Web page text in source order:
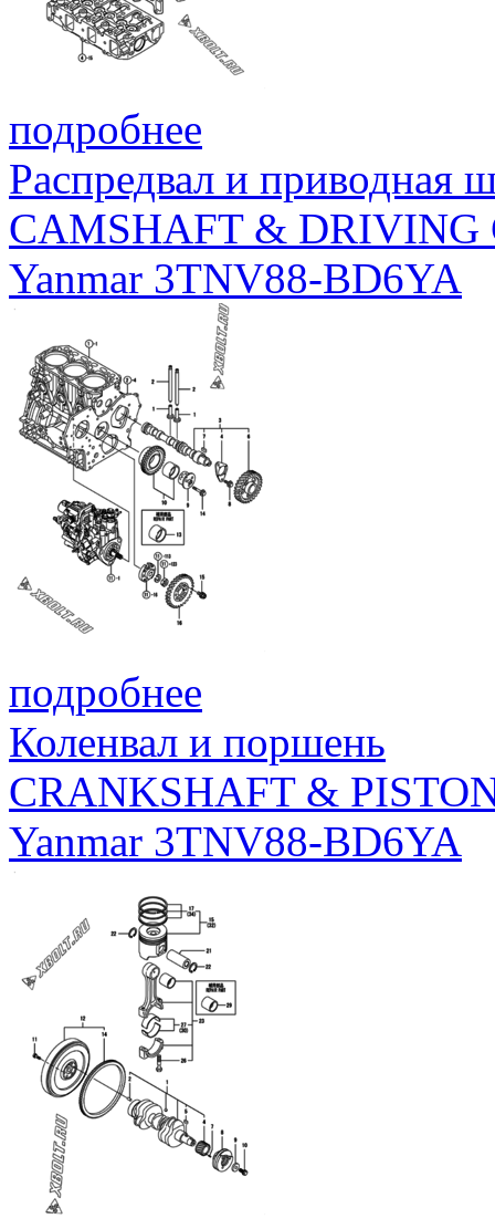
подробнее
Распредвал и приводная
CAMSHAFT & DRIVING
Yanmar 3TNV88-BD6YA
подробнее
Коленвал и поршень
CRANKSHAFT &
Yanmar 3TNV88-BD6YA